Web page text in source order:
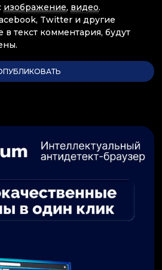
изображение, видео.
Twitter и другие
в текст комментария, будут